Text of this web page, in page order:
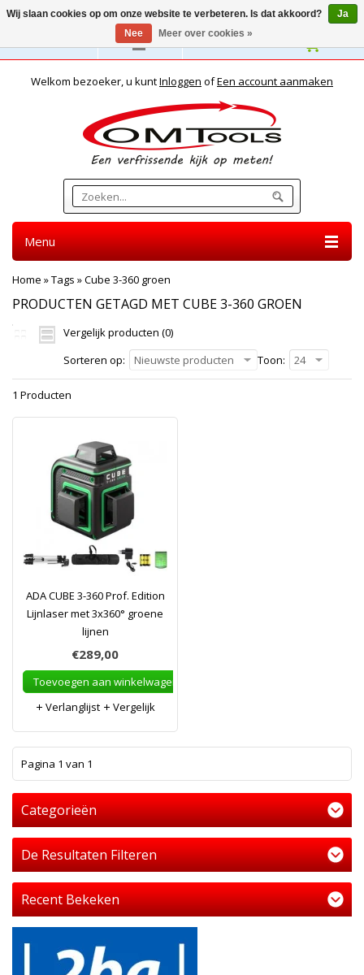
Nederlands
Welkom bezoeker, u kuntInloggen ofEen account aanmaken
Menu
Home »Tags »Cube 3-360 groen
PRODUCTEN GETAGD MET CUBE 3-360 GROEN
Vergelijk producten (0)
Sorteren op:
Nieuwste producten Toon: 24
1 Producten
ADA CUBE 3-360 Prof. Edition
Lijnlaser met 3x360° groene
lijnen
€289,00
Toevoegen aan winkelwagen
Verlanglijst
Vergelijk
Pagina 1 van 1
Categorieën
De Resultaten Filteren
Recent Bekeken
Wij slaan cookies op om onze website te verbeteren. Is dat akkoord?
Ja
Nee
Meer over cookies »